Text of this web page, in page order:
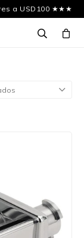
a USD100 ★★★